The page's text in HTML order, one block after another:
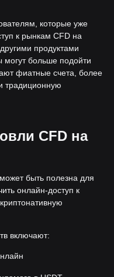
которые уже
к рынкам CFD на
продуктами
больше подойти
фиатные счета, более
традиционную
CFD на
быть полезна для
онлайн-доступ к
включают: